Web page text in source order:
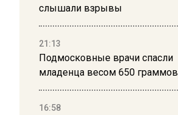
слышали взрывы
21:13
Подмосковные врачи спасли
младенца весом 650 граммов
16:58